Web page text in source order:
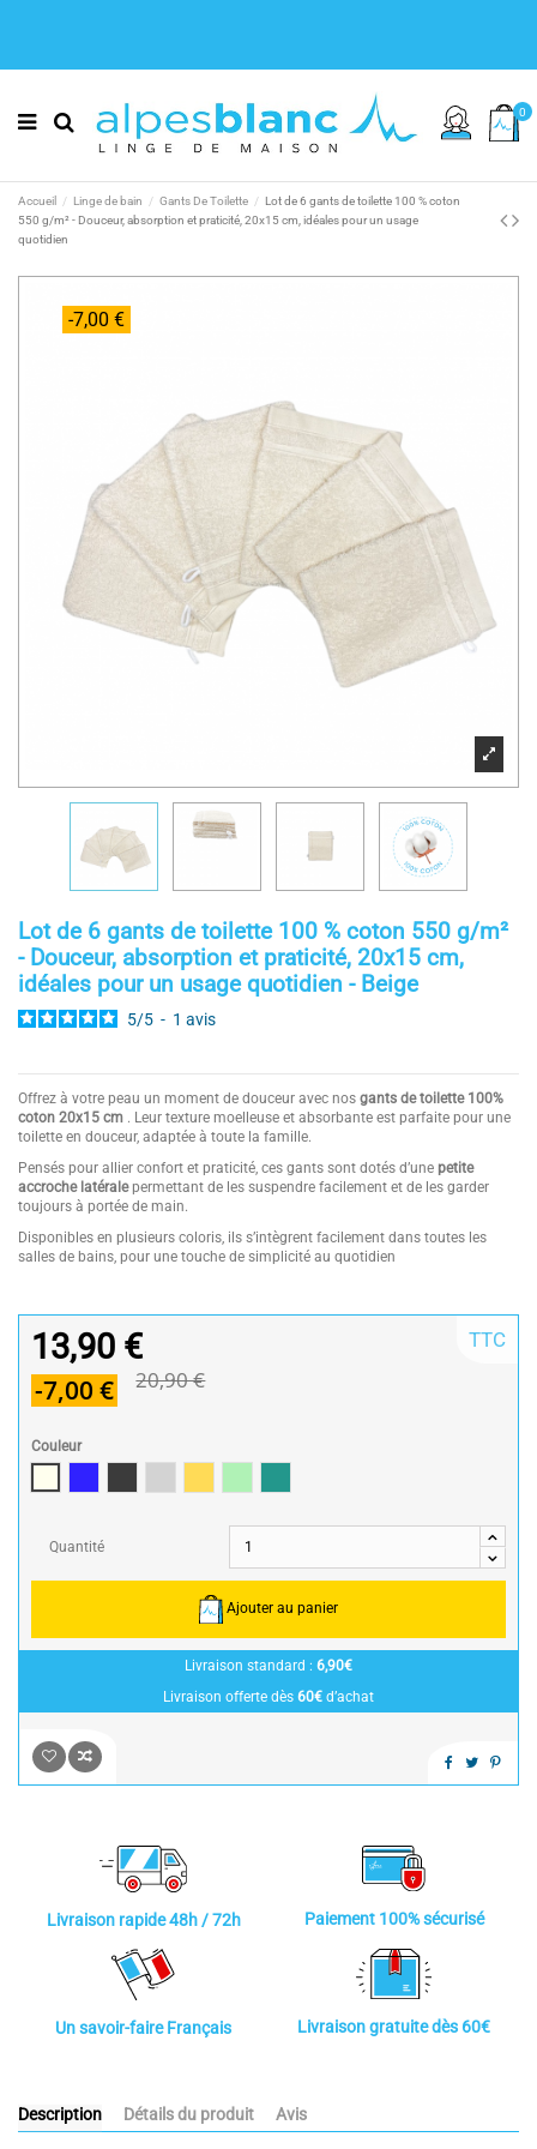
0
Accueil Linge de bain Gants De Toilette
Lot de 6 gants de toilette 100 % coton
550 g/m² - Douceur, absorption et praticité, 20x15 cm, idéales pour un usage
quotidien
-7,00 €
Lot de 6 gants de toilette 100 % coton 550 g/m²
- Douceur, absorption et praticité, 20x15 cm,
idéales pour un usage quotidien - Beige
5/5 - 1 avis
Offrez à votre peau un moment de douceur avec nos gants de toilette 100%
coton 20x15 cm . Leur texture moelleuse et absorbante est parfaite pour une
toilette en douceur, adaptée à toute la famille.
Pensés pour allier confort et praticité, ces gants sont dotés d’une petite
accroche latéralepermettant de les suspendre facilement et de les garder
toujours à portée de main.
Disponibles en plusieurs coloris, ils s’intègrent facilement dans toutes les
salles de bains, pour une touche de simplicité au quotidien
13,90 €
-7,00 € 20,90 €
TTC
Couleur
Quantité
Ajouter au panier
Livraison standard : 6,90€
Livraison offerte dès 60€ d’achat
Livraison rapide 48h / 72h Paiement 100% sécurisé
Un savoir-faire Français Livraison gratuite dès 60€
Description Détails du produit Avis